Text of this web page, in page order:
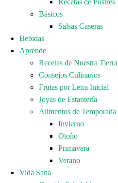
Recetas de Postres
Básicos
Salsas Caseras
Bebidas
Aprende
Recetas de Nuestra Tierra
Consejos Culinarios
Frutas por Letra Inicial
Joyas de Estantería
Alimentos de Temporada
Invierno
Otoño
Primavera
Verano
Vida Sana